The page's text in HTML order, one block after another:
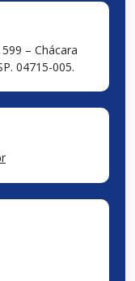
– Chácara
04715-005.